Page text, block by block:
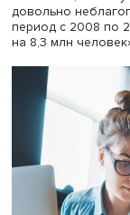
Также
сравнению с
заработка —
достигают на 10
россиян
предположить,
экономики,
накоплены в
обесценились,
более раннем
и